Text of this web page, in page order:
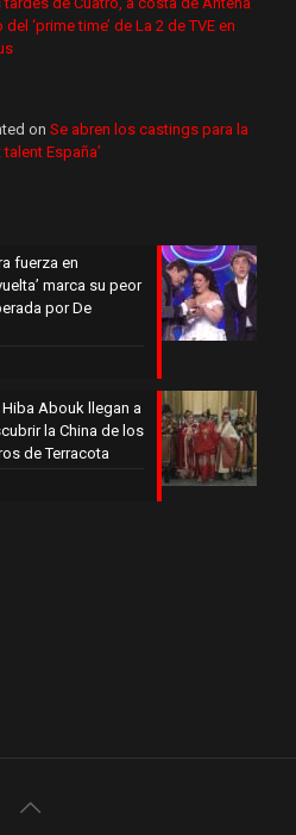
‘prime time’ de La 2 de TVE en
onSe abren los castings para la
España’
fuerza en
marca su peor
por De
Abouk llegan a
la China de los
de Terracota